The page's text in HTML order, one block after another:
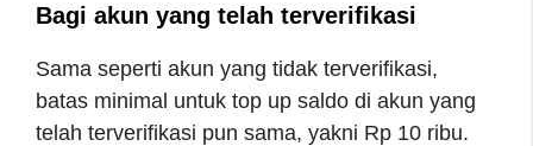
Bagi akun yang telah terverifikasi
Sama seperti akun yang tidak terverifikasi,
batas minimal untuk top up saldo di akun yang
telah terverifikasi pun sama, yakni Rp 10 ribu.